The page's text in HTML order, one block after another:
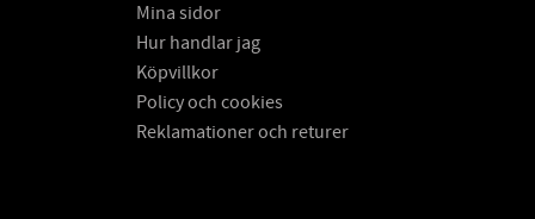
Mina sidor
Hur handlar jag
Köpvillkor
Policy och cookies
Reklamationer och returer